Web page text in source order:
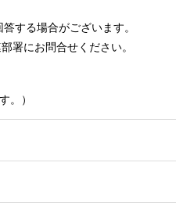
する場合がございます。
署にお問合せください。
。）